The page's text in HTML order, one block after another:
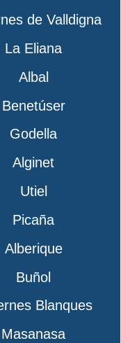
de Valldigna
La Eliana
Albal
Benetúser
Godella
Alginet
Utiel
Picaña
Alberique
Buñol
Blanques
Masanasa